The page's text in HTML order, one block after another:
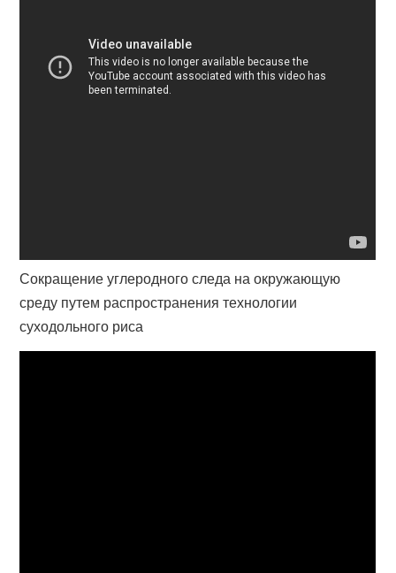
Сокращение углеродного следа на окружающую
среду путем распространения технологии
суходольного риса